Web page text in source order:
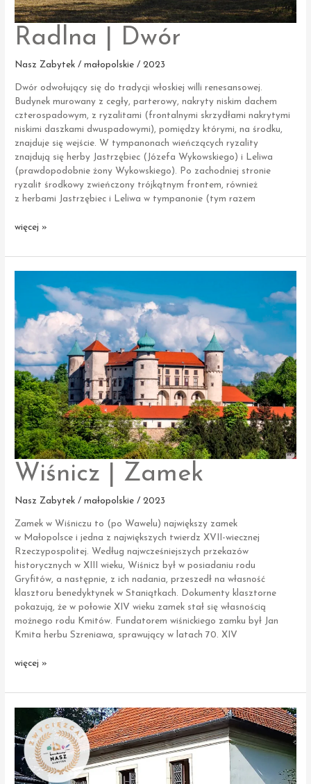
Radlna | Dwór
Nasz Zabytek / małopolskie / 2023
Dwór odwołujący się do tradycji włoskiej willi renesansowej.
Budynek murowany z cegły, parterowy, nakryty niskim dachem
czterospadowym, z ryzalitami (frontalnymi skrzydłami nakrytymi
niskimi daszkami dwuspadowymi), pomiędzy którymi, na środku,
znajduje się wejście. W tympanonach wieńczących ryzality
znajdują się herby Jastrzębiec (Józefa Wykowskiego) i Leliwa
(prawdopodobnie żony Wykowskiego). Po zachodniej stronie
ryzalit środkowy zwieńczony trójkątnym frontem, również
z herbami Jastrzębiec i Leliwa w tympanonie (tym razem
Radlna
więcej »
Wiśnicz | Zamek
Nasz Zabytek / małopolskie / 2023
Zamek w Wiśniczu to (po Wawelu) największy zamek
w Małopolsce i jedna z największych twierdz XVII-wiecznej
Rzeczypospolitej. Według najwcześniejszych przekazów
historycznych w XIII wieku, Wiśnicz był w posiadaniu rodu
Gryfitów, a następnie, z ich nadania, przeszedł na własność
klasztoru benedyktynek w Staniątkach. Dokumenty klasztorne
pokazują, że w połowie XIV wieku zamek stał się własnością
możnego rodu Kmitów. Fundatorem wiśnickiego zamku był Jan
Kmita herbu Szreniawa, sprawujący w latach 70. XIV
Wiśnicz
więcej »